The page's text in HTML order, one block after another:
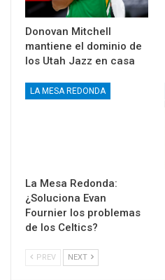
Donovan Mitchell
mantiene el dominio de
los Utah Jazz en casa
LA MESA REDONDA
La Mesa Redonda:
¿Soluciona Evan
Fournier los problemas
de los Celtics?
PREV NEXT